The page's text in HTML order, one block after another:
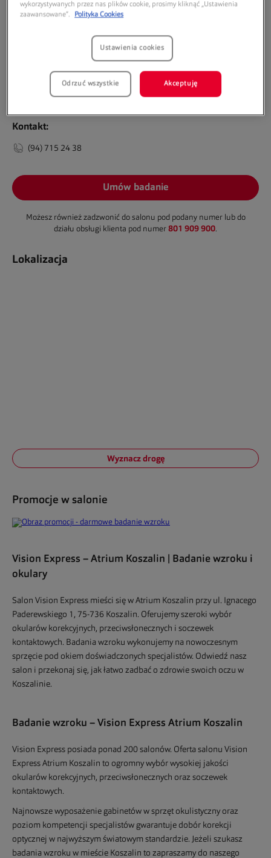
Poniedziałek: 09:00
21:00
09:00
09:00
21:00
09:00
21:00
09:00
Niedziela handlowa:
10:00 20:00
Kontakt:
(94) 715 24 38
Umów badanie
Możesz również zadzwonić do salonu pod podany numer lub do
działu obsługi klienta pod numer 801 909 900.
Lokalizacja
Wyznacz drogę
Promocje w salonie
Vision Express – Atrium Koszalin | Badanie wzroku i
okulary
Salon Vision Express mieści się w Atrium Koszalin przy ul. Ignacego
Paderewskiego 1, 75-736 Koszalin. Oferujemy szeroki wybór
okularów korekcyjnych, przeciwsłonecznych i soczewek
kontaktowych. Badania wzroku wykonujemy na nowoczesnym
sprzęcie pod okiem doświadczonych specjalistów. Odwiedź nasz
salon i przekonaj się, jak łatwo zadbać o zdrowie swoich oczu w
Koszalinie.
Badanie wzroku – Vision Express Atrium Koszalin
Vision Express posiada ponad 200 salonów. Oferta salonu Vision
Express Atrium Koszalin to ogromny wybór wysokiej jakości
okularów korekcyjnych, przeciwsłonecznych oraz soczewek
kontaktowych.
Najnowsze wyposażenie gabinetów w sprzęt okulistyczny oraz
poziom kompetencji specjalistów gwarantuje dobór korekcji
optycznej w najwyższym światowym standardzie. Jeżeli szukasz
badania wzroku w mieście Koszalin to zapraszamy do naszego
wykorzystywanych przez nas plików cookie, prosimy kliknąć „Ustawienia
zaawansowane”.
Polityka Cookies
Ustawienia cookies
Odrzuć wszystkie Akceptuję